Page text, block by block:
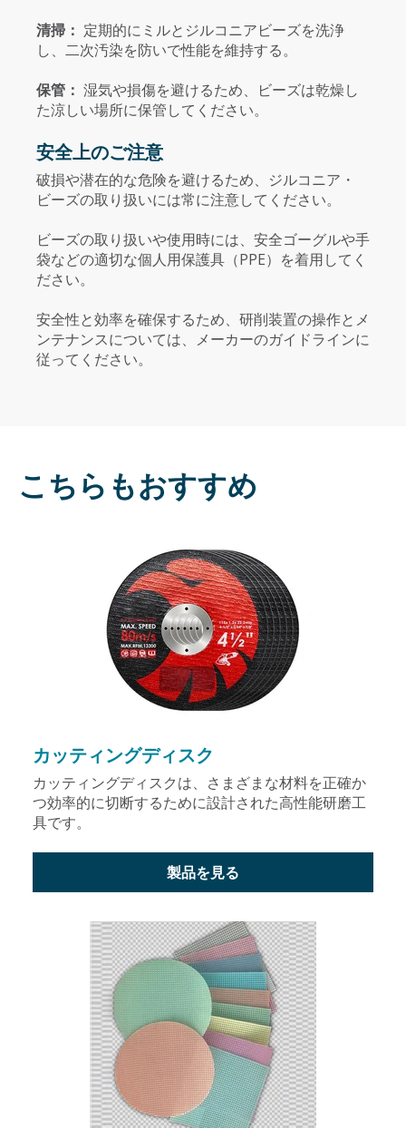
清掃： 定期的にミルとジルコニアビーズを洗浄
し、二次汚染を防いで性能を維持する。
保管： 湿気や損傷を避けるため、ビーズは乾燥し
た涼しい場所に保管してください。
安全上のご注意
破損や潜在的な危険を避けるため、ジルコニア・
ビーズの取り扱いには常に注意してください。
ビーズの取り扱いや使用時には、安全ゴーグルや手
袋などの適切な個人用保護具（PPE）を着用してく
ださい。
安全性と効率を確保するため、研削装置の操作とメ
ンテナンスについては、メーカーのガイドラインに
従ってください。
こちらもおすすめ
カッティングディスク
カッティングディスクは、さまざまな材料を正確か
つ効率的に切断するために設計された高性能研磨工
具です。
製品を見る